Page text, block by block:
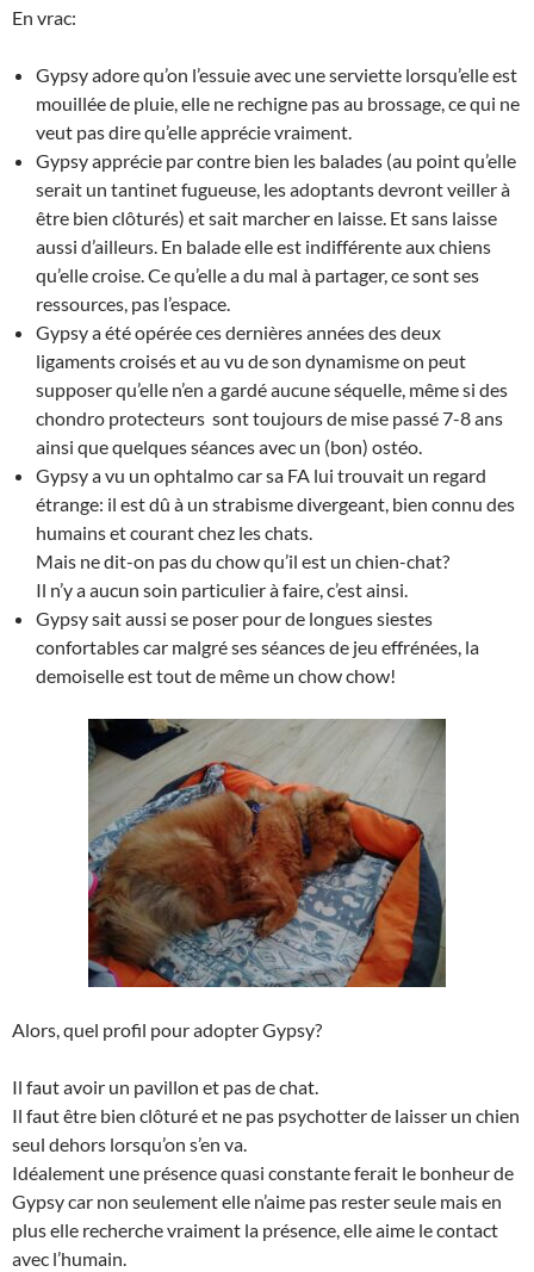
En vrac:
Gypsy adore qu’on l’essuie avec une serviette lorsqu’elle est
mouillée de pluie, elle ne rechigne pas au brossage, ce qui ne
veut pas dire qu’elle apprécie vraiment.
Gypsy apprécie par contre bien les balades (au point qu’elle
serait un tantinet fugueuse, les adoptants devront veiller à
être bien clôturés) et sait marcher en laisse. Et sans laisse
aussi d’ailleurs. En balade elle est indifférente aux chiens
qu’elle croise. Ce qu’elle a du mal à partager, ce sont ses
ressources, pas l’espace.
Gypsy a été opérée ces dernières années des deux
ligaments croisés et au vu de son dynamisme on peut
supposer qu’elle n’en a gardé aucune séquelle, même si des
chondro protecteurs sont toujours de mise passé 7-8 ans
ainsi que quelques séances avec un (bon) ostéo.
Gypsy a vu un ophtalmo car sa FA lui trouvait un regard
étrange: il est dû à un strabisme divergeant, bien connu des
humains et courant chez les chats.
Mais ne dit-on pas du chow qu’il est un chien-chat?
Il n’y a aucun soin particulier à faire, c’est ainsi.
Gypsy sait aussi se poser pour de longues siestes
confortables car malgré ses séances de jeu effrénées, la
demoiselle est tout de même un chow chow!
Alors, quel profil pour adopter Gypsy?
Il faut avoir un pavillon et pas de chat.
Il faut être bien clôturé et ne pas psychotter de laisser un chien
seul dehors lorsqu’on s’en va.
Idéalement une présence quasi constante ferait le bonheur de
Gypsy car non seulement elle n’aime pas rester seule mais en
plus elle recherche vraiment la présence, elle aime le contact
avec l’humain.